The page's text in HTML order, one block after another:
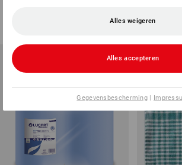
(incl. BTW)
Alles weigeren
Alles accepteren
Gegevensbescherming |